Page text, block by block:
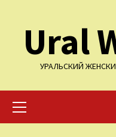
содержимому
Ural
УРАЛЬСКИЙ
меню